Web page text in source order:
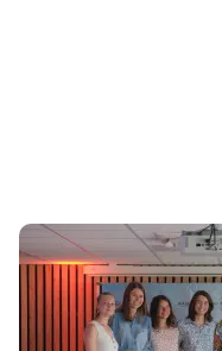
Festival du court-
inscriptions sont
C’est le moment de